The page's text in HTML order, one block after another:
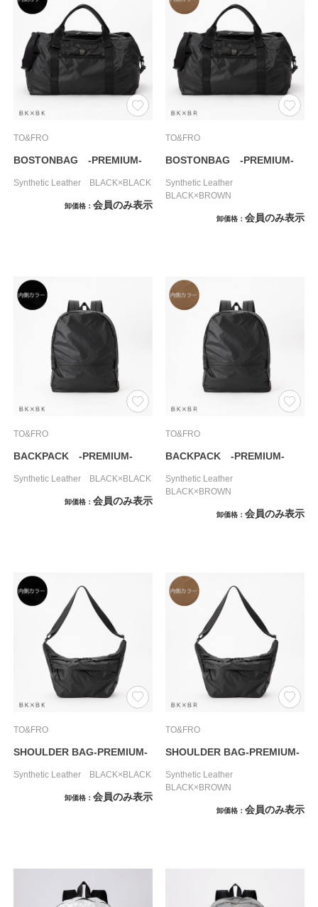
TO&FRO
BOSTONBAG -PREMIUM-
Synthetic Leather BLACK×BLACK
卸価格 会員のみ表示
TO&FRO
BOSTONBAG -PREMIUM-
Synthetic Leather
BLACK×BROWN
卸価格 会員のみ表示
TO&FRO
BACKPACK -PREMIUM-
Synthetic Leather BLACK×BLACK
卸価格 会員のみ表示
TO&FRO
BACKPACK -PREMIUM-
Synthetic Leather
BLACK×BROWN
卸価格 会員のみ表示
TO&FRO
SHOULDER BAG-PREMIUM-
Synthetic Leather BLACK×BLACK
卸価格 会員のみ表示
TO&FRO
SHOULDER BAG-PREMIUM-
Synthetic Leather
BLACK×BROWN
卸価格 会員のみ表示